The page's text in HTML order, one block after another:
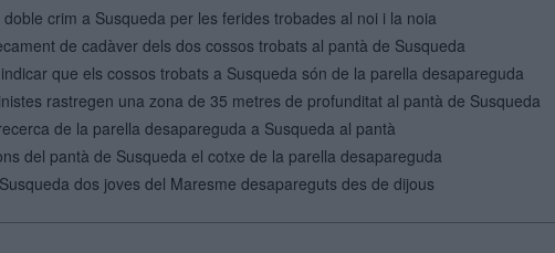
crim a Susqueda per les ferides trobades al noi i la noia
de cadàver dels dos cossos trobats al pantà de Susqueda
que els cossos trobats a Susqueda són de la parella desapareguda
rastregen una zona de 35 metres de profunditat al pantà de Susqueda
de la parella desapareguda a Susqueda al pantà
del pantà de Susqueda el cotxe de la parella desapareguda
dos joves del Maresme desapareguts des de dijous